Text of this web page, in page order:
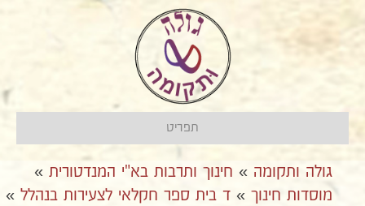
תפריט
גולה ותקומה » חינוך ותרבות בא"י המנדטורית »
מוסדות חינוך » ד בית ספר חקלאי לצעירות בנהלל »